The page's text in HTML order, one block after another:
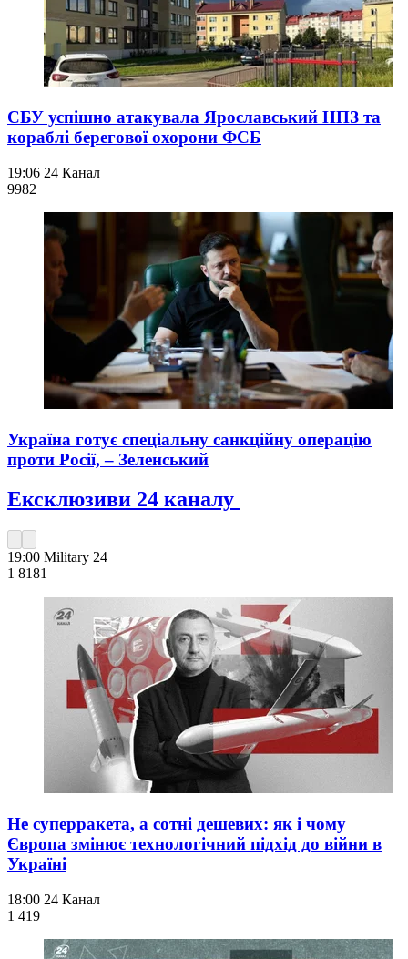
СБУ успішно атакувала Ярославський НПЗ та
кораблі берегової охорони ФСБ
19:06 24 Канал
9982
Україна готує спеціальну санкційну операцію
проти Росії, – Зеленський
Ексклюзиви 24 каналу
19:00 Military 24
1 8181
Не суперракета, а сотні дешевих: як і чому
Європа змінює технологічний підхід до війни в
Україні
18:00 24 Канал
1 419